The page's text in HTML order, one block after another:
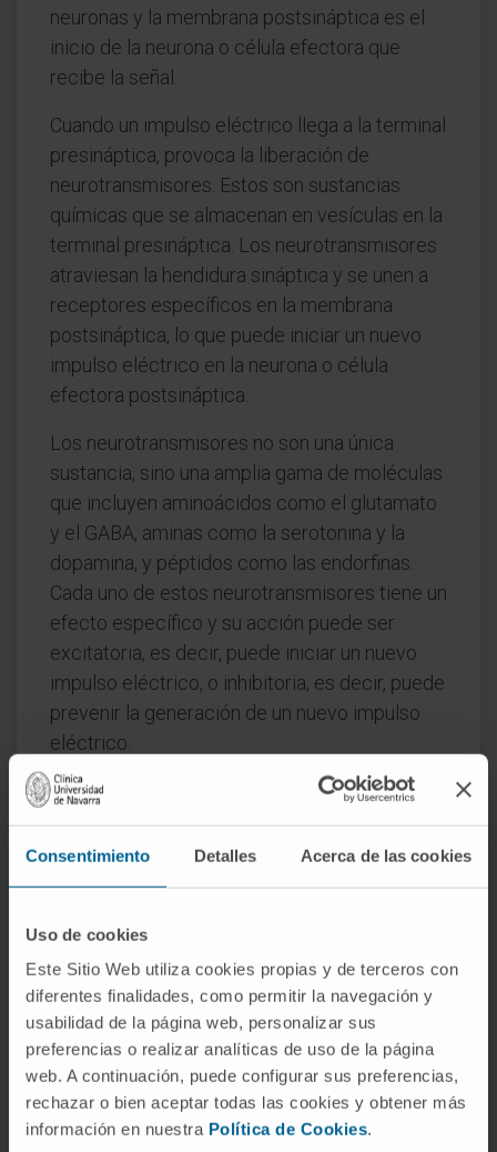
Consentimiento Detalles Acerca de las cookies
Uso de cookies
Este Sitio Web utiliza cookies propias y de terceros con
diferentes finalidades, como permitir la navegación y
usabilidad de la página web, personalizar sus
preferencias o realizar analíticas de uso de la página
web. A continuación, puede configurar sus preferencias,
rechazar o bien aceptar todas las cookies y obtener más
información en nuestra Política de Cookies.
neuronas y la membrana postsináptica es el
inicio de la neurona o célula efectora que
recibe la señal.
Cuando un impulso eléctrico llega a la terminal
presináptica, provoca la liberación de
neurotransmisores. Estos son sustancias
químicas que se almacenan en vesículas en la
terminal presináptica. Los neurotransmisores
atraviesan la hendidura sináptica y se unen a
receptores específicos en la membrana
postsináptica, lo que puede iniciar un nuevo
impulso eléctrico en la neurona o célula
efectora postsináptica.
Los neurotransmisores no son una única
sustancia, sino una amplia gama de moléculas
que incluyen aminoácidos como el glutamato
y el GABA, aminas como la serotonina y la
dopamina, y péptidos como las endorfinas.
Cada uno de estos neurotransmisores tiene un
efecto específico y su acción puede ser
excitatoria, es decir, puede iniciar un nuevo
impulso eléctrico, o inhibitoria, es decir, puede
prevenir la generación de un nuevo impulso
eléctrico.
Después de liberar los neurotransmisores en
la hendidura sináptica, la neurona presináptica
tiene mecanismos para terminar la señal.
Estos incluyen la recaptación de
neurotransmisores son reabsorbidos por la
neurona presináptica, y la degradación
enzimática, en la cual enzimas específicas en
la hendidura sináptica rompen los
neurotransmisores. Ambos procesos ayudan a
asegurar que la señal sea de corta duración y
que la hendidura sináptica esté lista para la